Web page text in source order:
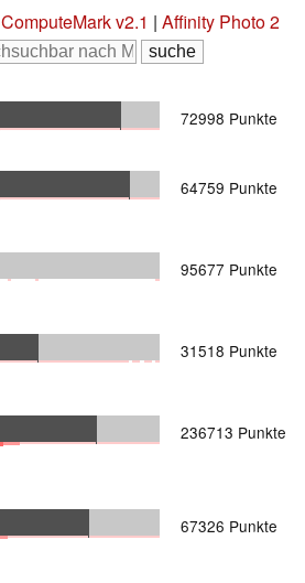
ComputeMark v2.1 | Affinity Photo 2
72998 Punkte
64759 Punkte
95677 Punkte
31518 Punkte
236713 Punkte
67326 Punkte